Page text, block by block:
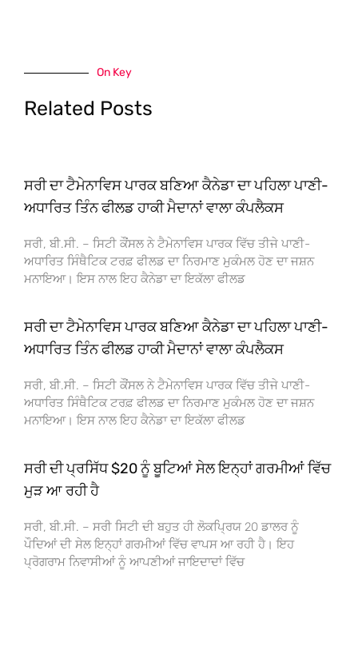
On Key
Related Posts
ਸਰੀ ਦਾ ਟੈਮੇਨਾਵਿਸ ਪਾਰਕ ਬਣਿਆ ਕੈਨੇਡਾ ਦਾ ਪਹਿਲਾ ਪਾਣੀ-
ਅਧਾਰਿਤ ਤਿੰਨ ਫੀਲਡ ਹਾਕੀ ਮੈਦਾਨਾਂ ਵਾਲਾ ਕੰਪਲੈਕਸ
ਸਰੀ, ਬੀ.ਸੀ. – ਸਿਟੀ ਕੌਂਸਲ ਨੇ ਟੈਮੇਨਾਵਿਸ ਪਾਰਕ ਵਿੱਚ ਤੀਜੇ ਪਾਣੀ-
ਅਧਾਰਿਤ ਸਿੰਥੈਟਿਕ ਟਰਫ਼ ਫੀਲਡ ਦਾ ਨਿਰਮਾਣ ਮੁਕੰਮਲ ਹੋਣ ਦਾ ਜਸ਼ਨ
ਮਨਾਇਆ। ਇਸ ਨਾਲ ਇਹ ਕੈਨੇਡਾ ਦਾ ਇਕੱਲਾ ਫੀਲਡ
ਸਰੀ ਦਾ ਟੈਮੇਨਾਵਿਸ ਪਾਰਕ ਬਣਿਆ ਕੈਨੇਡਾ ਦਾ ਪਹਿਲਾ ਪਾਣੀ-
ਅਧਾਰਿਤ ਤਿੰਨ ਫੀਲਡ ਹਾਕੀ ਮੈਦਾਨਾਂ ਵਾਲਾ ਕੰਪਲੈਕਸ
ਸਰੀ, ਬੀ.ਸੀ. – ਸਿਟੀ ਕੌਂਸਲ ਨੇ ਟੈਮੇਨਾਵਿਸ ਪਾਰਕ ਵਿੱਚ ਤੀਜੇ ਪਾਣੀ-
ਅਧਾਰਿਤ ਸਿੰਥੈਟਿਕ ਟਰਫ਼ ਫੀਲਡ ਦਾ ਨਿਰਮਾਣ ਮੁਕੰਮਲ ਹੋਣ ਦਾ ਜਸ਼ਨ
ਮਨਾਇਆ। ਇਸ ਨਾਲ ਇਹ ਕੈਨੇਡਾ ਦਾ ਇਕੱਲਾ ਫੀਲਡ
ਸਰੀ ਦੀ ਪ੍ਰਸਿੱਧ $20 ਨੂੰ ਬੂਟਿਆਂ ਸੇਲ ਇਨ੍ਹਾਂ ਗਰਮੀਆਂ ਵਿੱਚ
ਮੁੜ ਆ ਰਹੀ ਹੈ
ਸਰੀ, ਬੀ.ਸੀ. – ਸਰੀ ਸਿਟੀ ਦੀ ਬਹੁਤ ਹੀ ਲੋਕਪ੍ਰਿਯ 20 ਡਾਲਰ ਨੂੰ
ਪੌਦਿਆਂ ਦੀ ਸੇਲ ਇਨ੍ਹਾਂ ਗਰਮੀਆਂ ਵਿੱਚ ਵਾਪਸ ਆ ਰਹੀ ਹੈ। ਇਹ
ਪ੍ਰੋਗਰਾਮ ਨਿਵਾਸੀਆਂ ਨੂੰ ਆਪਣੀਆਂ ਜਾਇਦਾਦਾਂ ਵਿੱਚ